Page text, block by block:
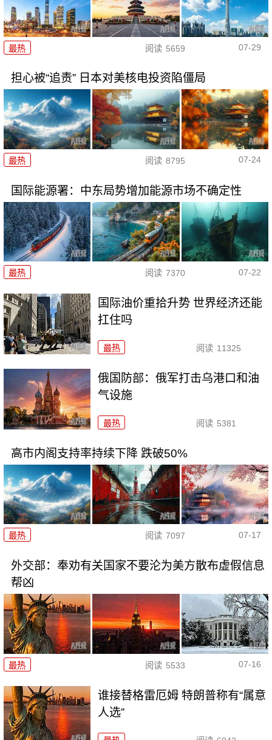
最热 阅读 5659 07-29
担心被“追责” 日本对美核电投资陷僵局
最热 阅读 8795 07-24
国际能源署：中东局势增加能源市场不确定性
最热 阅读 7370 07-22
国际油价重拾升势 世界经济还能
扛住吗
最热 阅读 11325
俄国防部：俄军打击乌港口和油
气设施
最热 阅读 5381
高市内阁支持率持续下降 跌破50%
最热 阅读 7097 07-17
外交部：奉劝有关国家不要沦为美方散布虚假信息
帮凶
最热 阅读 5533 07-16
谁接替格雷厄姆 特朗普称有“属意
人选”